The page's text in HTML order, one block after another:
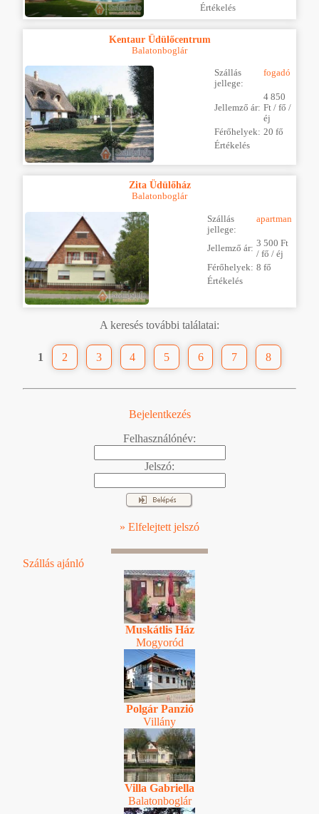
Értékelés
Kentaur Üdülőcentrum
Balatonboglár
Szállás
jellege:
fogadó
Jellemző ár:
4 850
Ft / fő /
éj
Férőhelyek: 20 fő
Értékelés
Zita Üdülőház
Balatonboglár
Szállás
jellege:
apartman
Jellemző ár: 3 500 Ft
/ fő / éj
Férőhelyek: 8 fő
Értékelés
A keresés további találatai:
1 2 3 4 5 6 7 8
Bejelentkezés
Felhasználónév:
Jelszó:
» Elfelejtett jelszó
Szállás ajánló
Muskátlis Ház
Mogyoród
Polgár Panzió
Villány
Villa Gabriella
Balatonboglár